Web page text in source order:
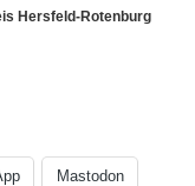
Hersfeld-Rotenburg
Mastodon